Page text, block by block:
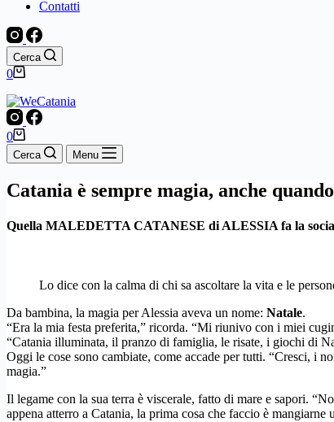
Contatti
Cerca
Carrello
0
Carrello
0
Cerca Menu
Catania è sempre magia, anche
Quella MALEDETTA CATANESE di ALESSIA fa la
Lo dice con la calma di chi sa ascoltare la vita e le
Da bambina, la magia per Alessia aveva un nome: Natale.
“Era la mia festa preferita,” ricorda. “Mi riunivo con i miei
“Catania illuminata, il pranzo di famiglia, le risate, i giochi di
Oggi le cose sono cambiate, come accade per tutti. “Cresci, i
magia.”
Il legame con la sua terra è viscerale, fatto di mare e sapori.
appena atterro a Catania, la prima cosa che faccio è mangiarne